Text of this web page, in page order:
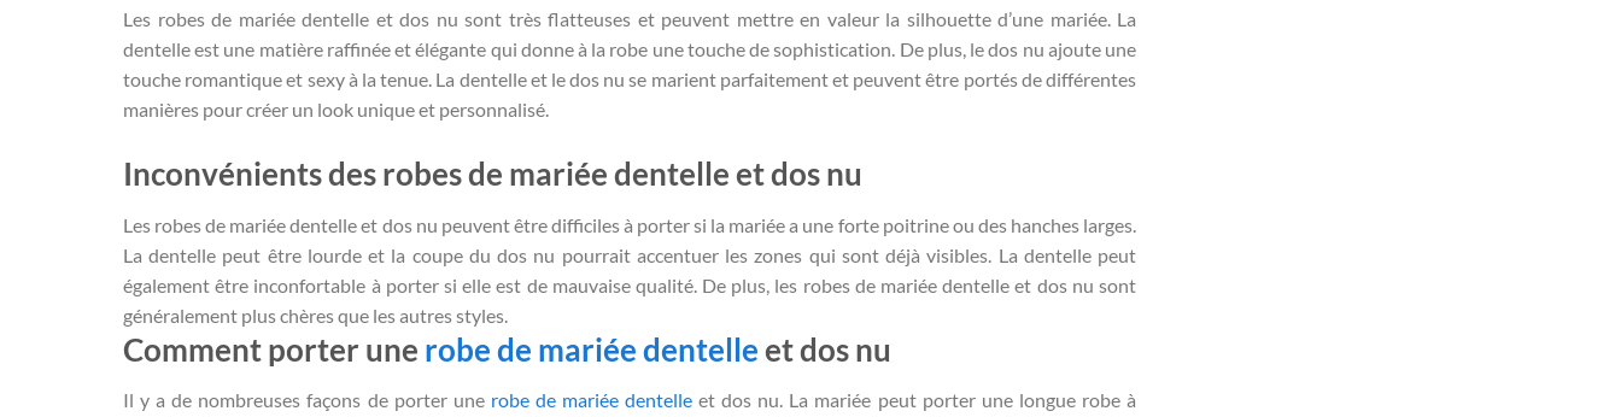
Les robes de mariée dentelle et dos nu sont très flatteuses et peuvent mettre en valeur la silhouette d’une mariée. La
dentelle est une matière raffinée et élégante qui donne à la robe une touche de sophistication. De plus, le dos nu ajoute une
touche romantique et sexy à la tenue. La dentelle et le dos nu se marient parfaitement et peuvent être portés de différentes
manières pour créer un look unique et personnalisé.
Inconvénients des robes de mariée dentelle et dos nu
Les robes de mariée dentelle et dos nu peuvent être difficiles à porter si la mariée a une forte poitrine ou des hanches larges.
La dentelle peut être lourde et la coupe du dos nu pourrait accentuer les zones qui sont déjà visibles. La dentelle peut
également être inconfortable à porter si elle est de mauvaise qualité. De plus, les robes de mariée dentelle et dos nu sont
généralement plus chères que les autres styles.
Comment porter une robe de mariée dentelle et dos nu
Il y a de nombreuses façons de porter une robe de mariée dentelle et dos nu. La mariée peut porter une longue robe à